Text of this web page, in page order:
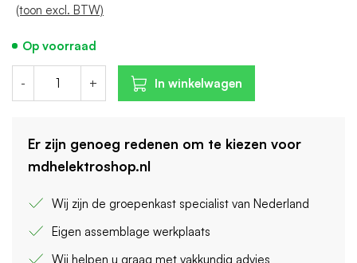
(toon excl. BTW)
- + In winkelwagen
Er zijn genoeg redenen om te kiezen voor
mdhelektroshop.nl
Wij zijn de groepenkast specialist van Nederland
Eigen assemblage werkplaats
Wij helpen u graag met vakkundig advies
Op voorraad